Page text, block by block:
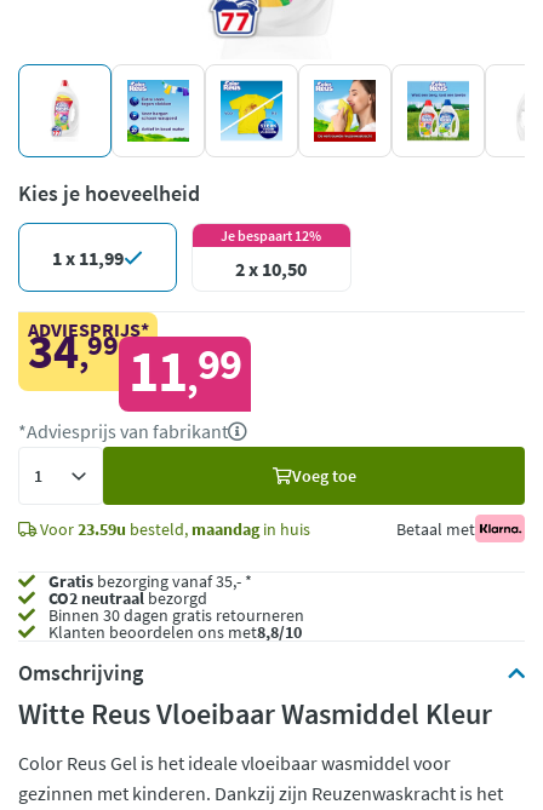
Kies je hoeveelheid
1 x 11,99
Je bespaart 12%
2 x 10,50
ADVIESPRIJS*
34,99 11,99
*Adviesprijs van fabrikant
Voeg toe
Voor23.59u besteld, maandagin huis Betaal met
Gratis bezorging vanaf 35,- *
CO2 neutraalbezorgd
Binnen 30 dagen gratis retourneren
Klanten beoordelen ons met8,8/10
Omschrijving
Witte Reus Vloeibaar Wasmiddel Kleur
Color Reus Gel is het ideale vloeibaar wasmiddel voor
gezinnen met kinderen. Dankzij zijn Reuzenwaskracht is het